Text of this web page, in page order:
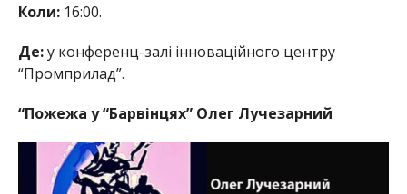
Коли:16:00.
Де:у конференц-залі інноваційного центру
“Промприлад”.
“Пожежа у “Барвінцях” Олег Лучезарний